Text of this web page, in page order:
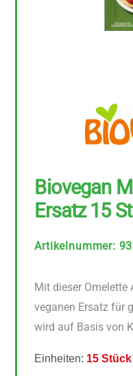
Biovegan
Ersatz 15
Artikelnummer:
Mit dieser Omelette
veganen Ersatz für
wird auf Basis von
Einheiten: 15 Stück